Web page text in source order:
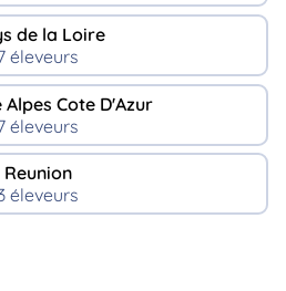
de la Loire
éleveurs
Alpes Cote D'Azur
éleveurs
Reunion
éleveurs